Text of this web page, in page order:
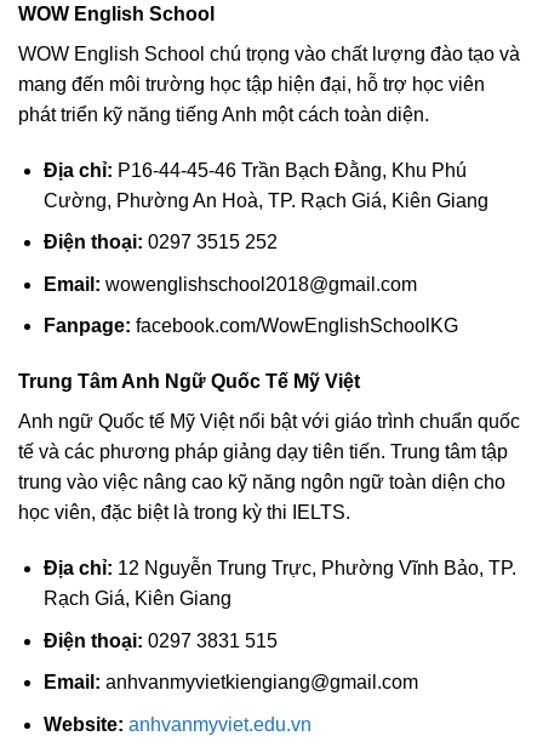
WOW English School
WOW English School chú trọng vào chất lượng đào tạo và
mang đến môi trường học tập hiện đại, hỗ trợ học viên
phát triển kỹ năng tiếng Anh một cách toàn diện.
Địa chỉ: P16-44-45-46 Trần Bạch Đằng, Khu Phú
Cường, Phường An Hoà, TP. Rạch Giá, Kiên Giang
Điện thoại: 0297 3515 252
Email: wowenglishschool2018@gmail.com
Fanpage: facebook.com/WowEnglishSchoolKG
Trung Tâm Anh Ngữ Quốc Tế Mỹ Việt
Anh ngữ Quốc tế Mỹ Việt nổi bật với giáo trình chuẩn quốc
tế và các phương pháp giảng dạy tiên tiến. Trung tâm tập
trung vào việc nâng cao kỹ năng ngôn ngữ toàn diện cho
học viên, đặc biệt là trong kỳ thi IELTS.
Địa chỉ: 12 Nguyễn Trung Trực, Phường Vĩnh Bảo, TP.
Rạch Giá, Kiên Giang
Điện thoại: 0297 3831 515
Email: anhvanmyvietkiengiang@gmail.com
Website: anhvanmyviet.edu.vn